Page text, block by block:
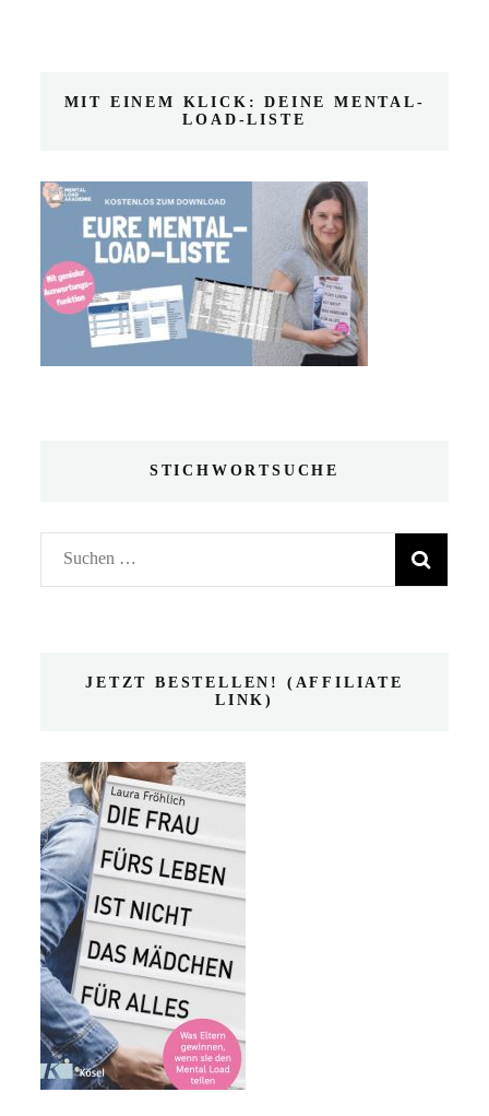
MIT EINEM KLICK: DEINE MENTAL-
LOAD-LISTE
STICHWORTSUCHE
Suchen
nach:
JETZT BESTELLEN! (AFFILIATE
LINK)